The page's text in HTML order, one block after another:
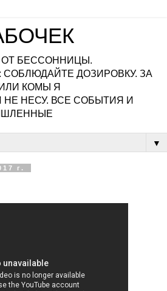
БЕССОННИЦЫ.
ДОЗИРОВКУ. ЗА
КОМЫ Я
НЕСУ. ВСЕ СОБЫТИЯ И
▼
г.